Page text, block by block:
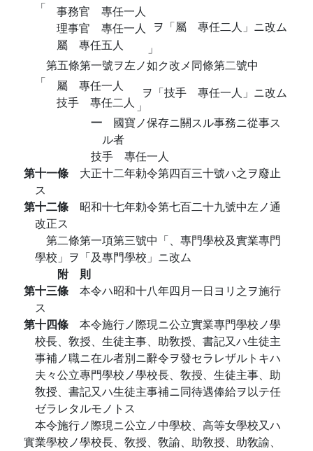
「
事務官 專任一人
理事官 專任一人
屬 專任五人
」
ヲ「屬 專任二人」ニ改ム
第五條第一號ヲ左ノ如ク改メ同條第二號中
「
屬 專任一人
技手 專任二人 」
ヲ「技手 專任一人」ニ改ム
一 國寶ノ保存ニ關スル事務ニ從事ス
ル者
技手 專任一人
第十一條 大正十二年勅令第四百三十號ハ之ヲ廢止
ス
第十二條 昭和十七年勅令第七百二十九號中左ノ通
改正ス
第二條第一項第三號中「、專門學校及實業專門
學校」ヲ「及專門學校」ニ改ム
附 則
第十三條 本令ハ昭和十八年四月一日ヨリ之ヲ施行
ス
第十四條 本令施行ノ際現ニ公立實業專門學校ノ學
校長、敎授、生徒主事、助敎授、書記又ハ生徒主
事補ノ職ニ在ル者別ニ辭令ヲ發セラレザルトキハ
夫々公立專門學校ノ學校長、敎授、生徒主事、助
敎授、書記又ハ生徒主事補ニ同待遇俸給ヲ以テ任
ゼラレタルモノトス
本令施行ノ際現ニ公立ノ中學校、高等女學校又ハ
實業學校ノ學校長、敎授、敎諭、助敎授、助敎諭、